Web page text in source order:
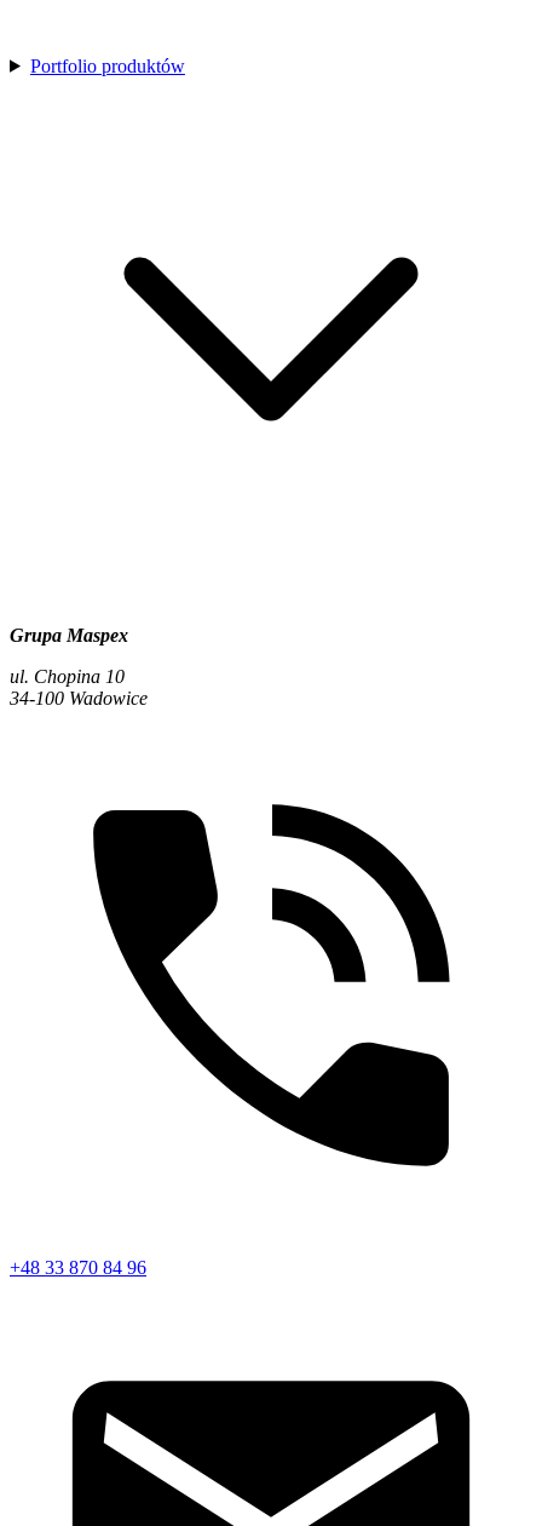
Portfolio produktów
Grupa Maspex
ul. Chopina 10
34-100 Wadowice
+48 33 870 84 96